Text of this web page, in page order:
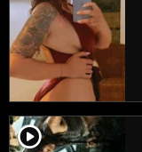
player2